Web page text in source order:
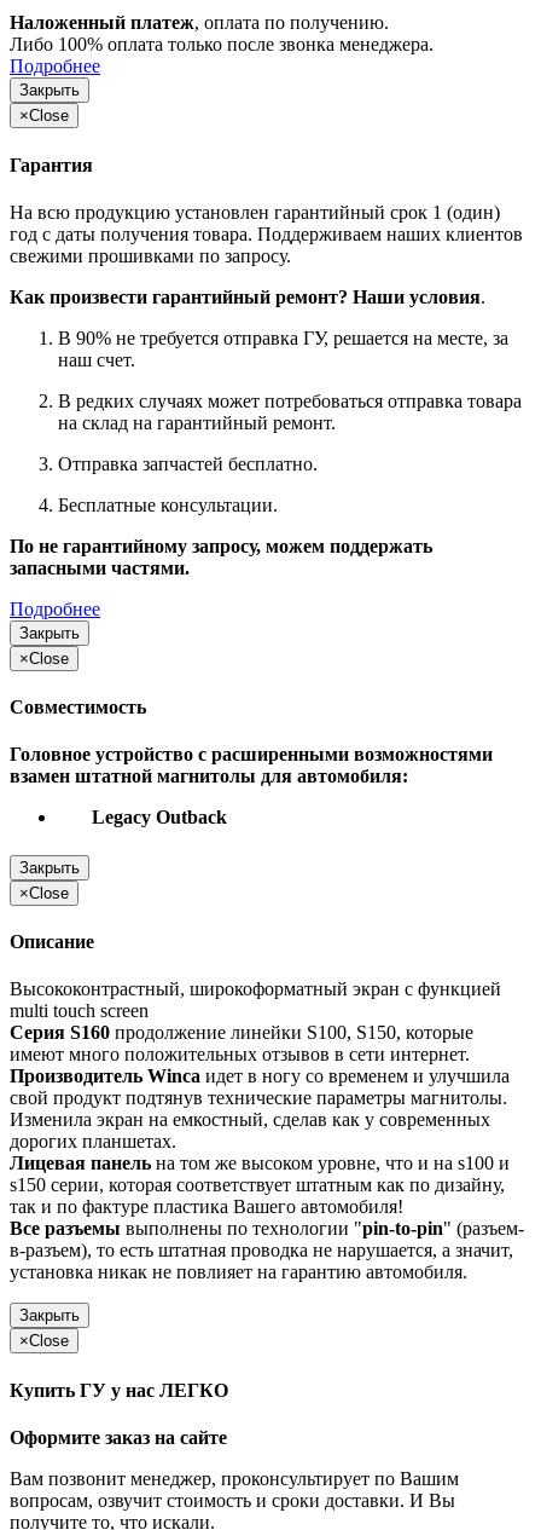
Наложенный платеж, оплата по получению.
Либо 100% оплата только после звонка менеджера.
Подробнее
Закрыть
×Close
Гарантия
На всю продукцию установлен гарантийный срок 1 (один)
год с даты получения товара. Поддерживаем наших клиентов
свежими прошивками по запросу.
Как произвести гарантийный ремонт? Наши условия.
В 90% не требуется отправка ГУ, решается на месте, за
наш счет.
В редких случаях может потребоваться отправка товара
на склад на гарантийный ремонт.
Отправка запчастей бесплатно.
Бесплатные консультации.
По не гарантийному запросу, можем поддержать
запасными частями.
Подробнее
Закрыть
×Close
Совместимость
Головное устройство с расширенными возможностями
взамен штатной магнитолы для автомобиля:
Legacy Outback
Закрыть
×Close
Описание
Высококонтрастный, широкоформатный экран с функцией
multi touch screen
Серия S160 продолжение линейки S100, S150, которые
имеют много положительных отзывов в сети интернет.
Производитель Winca идет в ногу со временем и улучшила
свой продукт подтянув технические параметры магнитолы.
Изменила экран на емкостный, сделав как у современных
дорогих планшетах.
Лицевая панель на том же высоком уровне, что и на s100 и
s150 серии, которая соответствует штатным как по дизайну,
так и по фактуре пластика Вашего автомобиля!
Все разъемы выполнены по технологии "pin-to-pin" (разъем-
в-разъем), то есть штатная проводка не нарушается, а значит,
установка никак не повлияет на гарантию автомобиля.
Закрыть
×Close
Купить ГУ у нас ЛЕГКО
Оформите заказ на сайте
Вам позвонит менеджер, проконсультирует по Вашим
вопросам, озвучит стоимость и сроки доставки. И Вы
получите то, что искали.